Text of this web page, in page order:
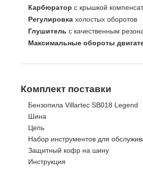
Карбюратор с крышкой
Регулировка холостых оборотов
Глушитель с качественным
Максимальные обороты
Комплект поставки
Бензопила Villartec SB018 Legend
Шина
Цепь
Набор инструментов для
Защитный кофр на шину
Инструкция